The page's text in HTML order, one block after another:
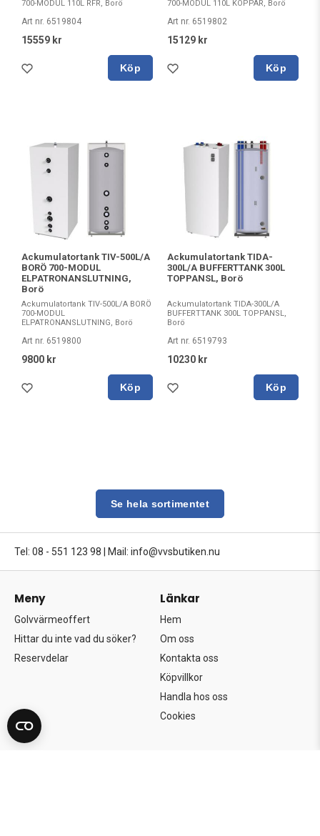
700-MODUL 110L RFR, Borö
Art nr. 6519804
15559 kr
Köp
700-MODUL 110L KOPPAR, Borö
Art nr. 6519802
15129 kr
Köp
Ackumulatortank TIV-500L/A
BORÖ 700-MODUL
ELPATRONANSLUTNING,
Borö
Ackumulatortank TIV-500L/A BORÖ
700-MODUL
ELPATRONANSLUTNING, Borö
Art nr. 6519800
9800 kr
Köp
Ackumulatortank TIDA-
300L/A BUFFERTTANK 300L
TOPPANSL, Borö
Ackumulatortank TIDA-300L/A
BUFFERTTANK 300L TOPPANSL,
Borö
Art nr. 6519793
10230 kr
Köp
Se hela sortimentet
Tel: 08 - 551 123 98 | Mail: info@vvsbutiken.nu
Meny
Golvvärmeoffert
Hittar du inte vad du söker?
Reservdelar
Länkar
Hem
Om oss
Kontakta oss
Köpvillkor
Handla hos oss
Cookies